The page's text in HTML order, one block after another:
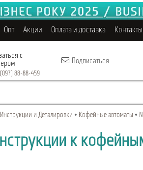
Опт Акции Оплата и доставка Контакты
с
88-88-459
Подписаться
Инструкции и Деталировки Кофейные автоматы
к